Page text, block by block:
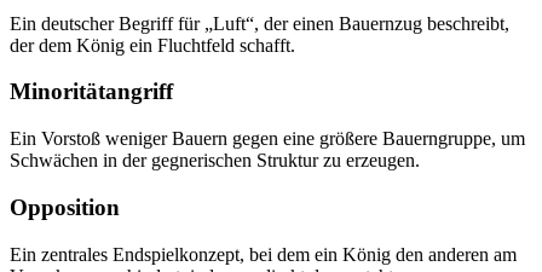
Ein deutscher Begriff für „Luft“, der einen Bauernzug beschreibt,
der dem König ein Fluchtfeld schafft.
Minoritätangriff
Ein Vorstoß weniger Bauern gegen eine größere Bauerngruppe, um
Schwächen in der gegnerischen Struktur zu erzeugen.
Opposition
Ein zentrales Endspielkonzept, bei dem ein König den anderen am